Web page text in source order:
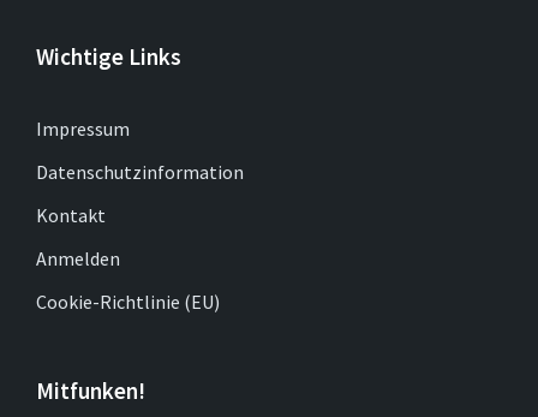
Wichtige Links
Impressum
Datenschutzinformation
Kontakt
Anmelden
Cookie-Richtlinie (EU)
Mitfunken!